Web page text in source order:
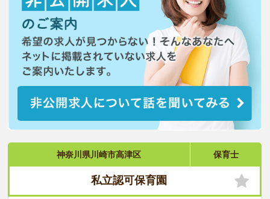
神奈川県川崎市高津区 保育士
私立認可保育園